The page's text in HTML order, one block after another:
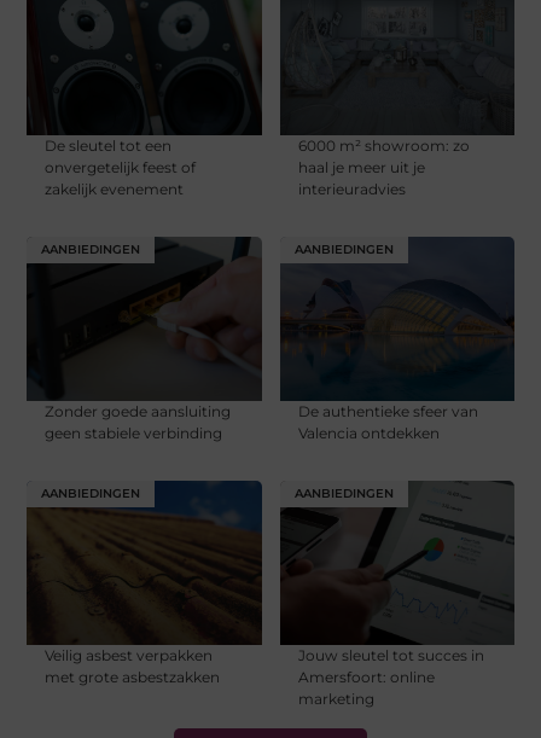
De sleutel tot een
onvergetelijk feest of
zakelijk evenement
6000 m² showroom: zo
haal je meer uit je
interieuradvies
AANBIEDINGEN
Zonder goede aansluiting
geen stabiele verbinding
AANBIEDINGEN
De authentieke sfeer van
Valencia ontdekken
AANBIEDINGEN
Veilig asbest verpakken
met grote asbestzakken
AANBIEDINGEN
Jouw sleutel tot succes in
Amersfoort: online
marketing